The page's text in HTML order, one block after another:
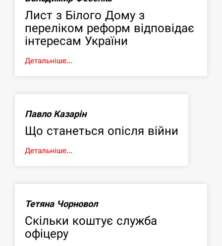
Лист з Білого Дому з
переліком реформ відповідає
інтересам України
Детальніше...
Павло Казарін
Що станеться опісля війни
Детальніше...
Тетяна Чорновол
Скільки коштує служба
офіцеру